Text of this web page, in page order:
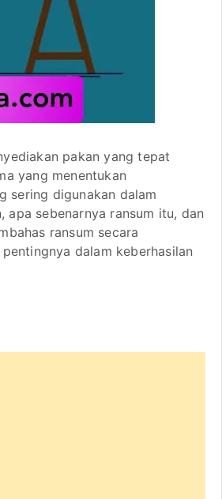
pakan yang tepat
yang menentukan
sering digunakan dalam
apa sebenarnya ransum itu, dan
ransum secara
dalam keberhasilan